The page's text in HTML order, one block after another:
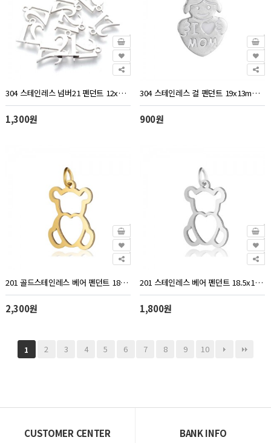
304 스테인레스 넘버21 펜던트 12x10mm - 1개
1,300원
304 스테인레스 걸 펜던트 19x13mm - 2개
900원
201 골드스테인레스 베어 펜던트 18.5x14mm - 1개
2,300원
201 스테인레스 베어 펜던트 18.5x14mm - 1개
1,800원
1 2 3 4 5 6 7 8 9 10
CUSTOMER CENTER BANK INFO